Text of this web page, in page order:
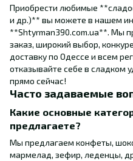
Приобрести любимые
и др.)** вы можете в нашем
**Shtyrman390.com.ua**. Мы
заказ, широкий выбор,
доставку по Одессе и всем
отказывайте себе в сладком
прямо сейчас!
Часто задаваемые
Какие основные
предлагаете?
Мы предлагаем конфеты,
мармелад, зефир, леденцы,